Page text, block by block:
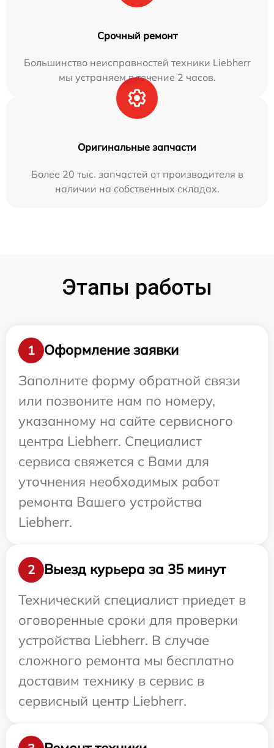
Срочный ремонт
Большинство неисправностей техники Liebherr
мы устраняем в течение 2 часов.
Оригинальные запчасти
Более 20 тыс. запчастей от производителя в
наличии на собственных складах.
Этапы работы
1
Оформление заявки
Заполните форму обратной связи
или позвоните нам по номеру,
указанному на сайте сервисного
центра Liebherr. Специалист
сервиса свяжется с Вами для
уточнения необходимых работ
ремонта Вашего устройства
Liebherr.
2
Выезд курьера за 35 минут
Технический специалист приедет в
оговоренные сроки для проверки
устройства Liebherr. В случае
сложного ремонта мы бесплатно
доставим технику в сервис в
сервисный центр Liebherr.